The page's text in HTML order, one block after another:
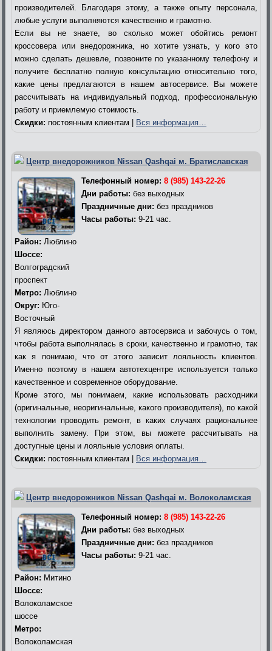
производителей. Благодаря этому, а также опыту персонала,
любые услуги выполняются качественно и грамотно.
Если вы не знаете, во сколько может обойтись ремонт
кроссовера или внедорожника, но хотите узнать, у кого это
можно сделать дешевле, позвоните по указанному телефону и
получите бесплатно полную консультацию относительно того,
какие цены предлагаются в нашем автосервисе. Вы можете
рассчитывать на индивидуальный подход, профессиональную
работу и приемлемую стоимость.
Скидки: постоянным клиентам | Вся информация…
Центр внедорожников Nissan Qashqai м. Братиславская
Телефонный номер: 8 (985) 143-22-26
Дни работы: без выходных
Праздничные дни: без праздников
Часы работы: 9-21 час.
Район: Люблино
Шоссе:
Волгоградский
проспект
Метро: Люблино
Округ: Юго-
Восточный
Я являюсь директором данного автосервиса и забочусь о том,
чтобы работа выполнялась в сроки, качественно и грамотно, так
как я понимаю, что от этого зависит лояльность клиентов.
Именно поэтому в нашем автотехцентре используется только
качественное и современное оборудование.
Кроме этого, мы понимаем, какие использовать расходники
(оригинальные, неоригинальные, какого производителя), по какой
технологии проводить ремонт, в каких случаях рациональнее
выполнить замену. При этом, вы можете рассчитывать на
доступные цены и лояльные условия оплаты.
Скидки: постоянным клиентам | Вся информация…
Центр внедорожников Nissan Qashqai м. Волоколамская
Телефонный номер: 8 (985) 143-22-26
Дни работы: без выходных
Праздничные дни: без праздников
Часы работы: 9-21 час.
Район: Митино
Шоссе:
Волоколамское
шоссе
Метро:
Волоколамская